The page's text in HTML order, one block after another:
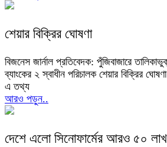
শেয়ার বিক্রির ঘোষণা
বিজনেস জার্নাল প্রতিবেদক: পুঁজিবাজারে
ব্যাংকের ২ স্বাধীন পরিচালক শেয়ার বিক্রির
এ তথ্য
আরও পড়ুন..
দেশে এলো সিনোফার্মের আরও ৫০ লাখ